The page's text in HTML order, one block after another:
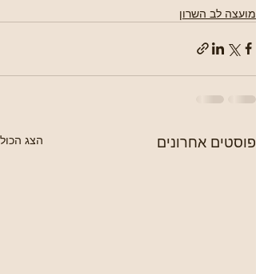
מועצה לב השרון
פוסטים אחרונים הצג הכול